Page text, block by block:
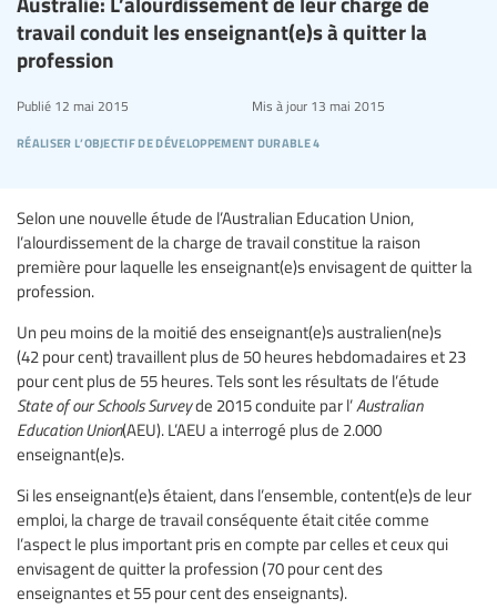
travail conduit les enseignant(e)s à quitter la
profession
réaliser l’objectif de développement durable 4
Publié 12 mai 2015 Mis à jour13 mai 2015
Selon une nouvelle étude de l’Australian Education Union,
l’alourdissement de la charge de travail constitue la raison
première pour laquelle les enseignant(e)s envisagent de quitter la
profession.
Un peu moins de la moitié des enseignant(e)s australien(ne)s
(42 pour cent) travaillent plus de 50 heures hebdomadaires et 23
pour cent plus de 55 heures. Tels sont les résultats de l’étude
State of our Schools Surveyde 2015 conduite par l’ Australian
Education Union(AEU). L’AEU a interrogé plus de 2.000
enseignant(e)s.
Si les enseignant(e)s étaient, dans l’ensemble, content(e)s de leur
emploi, la charge de travail conséquente était citée comme
l’aspect le plus important pris en compte par celles et ceux qui
envisagent de quitter la profession (70 pour cent des
enseignantes et 55 pour cent des enseignants).